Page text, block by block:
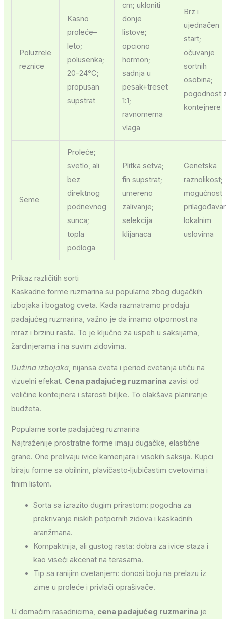
Poluzrele
reznice
Kasno
proleće–
leto;
polusenka;
20–24°C;
propusan
supstrat
cm; ukloniti
donje
listove;
opciono
hormon;
sadnja u
pesak+treset
1:1;
ravnomerna
vlaga
Brz i
ujednačen
start;
očuvanje
sortnih
osobina;
pogodnost
kontejnere
Seme
Proleće;
svetlo, ali
bez
direktnog
podnevnog
sunca;
topla
podloga
Plitka setva;
fin supstrat;
umereno
zalivanje;
selekcija
klijanaca
Genetska
raznolikost;
mogućnost
lokalnim
uslovima
Prikaz različitih sorti
Kaskadne forme ruzmarina su popularne zbog dugačkih
izbojaka i bogatog cveta. Kada razmatramo prodaju
padajućeg ruzmarina, važno je da imamo otpornost na
mraz i brzinu rasta. To je ključno za uspeh u saksijama,
žardinjerama i na suvim zidovima.
Dužina izbojaka, nijansa cveta i period cvetanja utiču na
vizuelni efekat. Cena padajućeg ruzmarina zavisi od
veličine kontejnera i starosti biljke. To olakšava planiranje
budžeta.
Popularne sorte padajućeg ruzmarina
Najtraženije prostratne forme imaju dugačke, elastične
grane. One prelivaju ivice kamenjara i visokih saksija. Kupci
biraju forme sa obilnim, plavičasto‑ljubičastim cvetovima i
finim listom.
Sorta sa izrazito dugim prirastom: pogodna za
prekrivanje niskih potpornih zidova i kaskadnih
aranžmana.
Kompaktnija, ali gustog rasta: dobra za ivice staza i
kao viseći akcenat na terasama.
Tip sa ranijim cvetanjem: donosi boju na prelazu iz
zime u proleće i privlači oprašivače.
U domaćim rasadnicima, cena padajućeg ruzmarina je